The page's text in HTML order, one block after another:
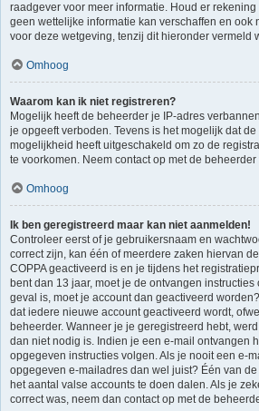
raadgever voor meer informatie. Houd er
geen wettelijke informatie kan verschaffen en ook
voor deze wetgeving, tenzij dit hieronder vermeld
Omhoog
Waarom kan ik niet registreren?
Mogelijk heeft de beheerder je IP-adres
je opgeeft verboden. Tevens is het mogelijk dat
mogelijkheid heeft uitgeschakeld om zo de
te voorkomen. Neem contact op met de
Omhoog
Ik ben geregistreerd maar kan niet aanmelden!
Controleer eerst of je gebruikersnaam en
correct zijn, kan één of meerdere zaken hiervan
COPPA geactiveerd is en je tijdens het
bent dan 13 jaar, moet je de ontvangen instructies
geval is, moet je account dan geactiveerd
dat iedere nieuwe account geactiveerd wordt,
beheerder. Wanneer je je geregistreerd hebt,
dan niet nodig is. Indien je een e-mail ontvangen
opgegeven instructies volgen. Als je nooit een e-
opgegeven e-mailadres dan wel juist? Één van
het aantal valse accounts te doen dalen. Als je
correct was, neem dan contact op met de